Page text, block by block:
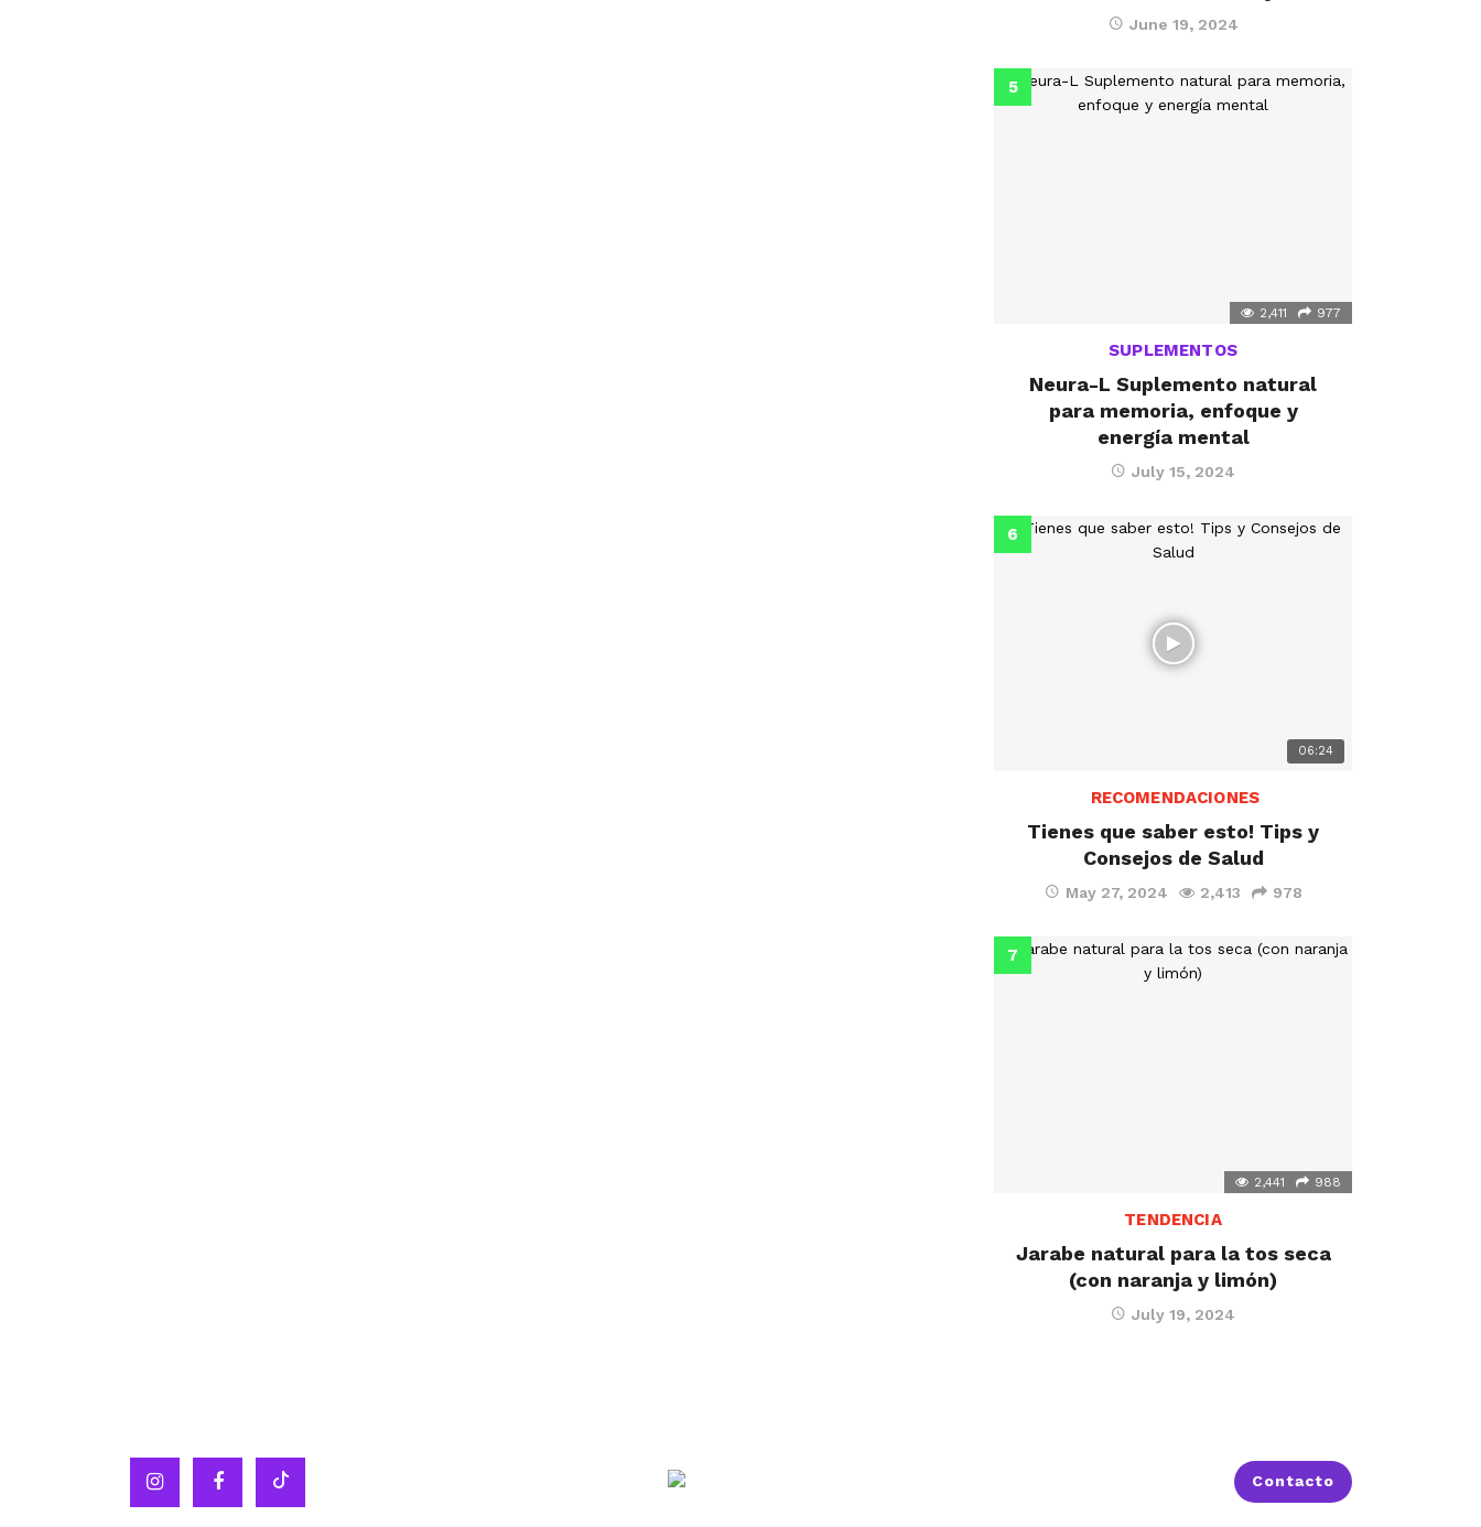
June 19, 2024
2,411 977
SUPLEMENTOS
Neura-L Suplemento natural
para memoria, enfoque y
energía mental
July 15, 2024
06:24
RECOMENDACIONES
Tienes que saber esto! Tips y
Consejos de Salud
May 27, 2024 2,413 978
2,441 988
TENDENCIA
Jarabe natural para la tos seca
(con naranja y limón)
July 19, 2024
Contacto